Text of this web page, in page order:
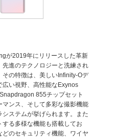
が2019年にリリースした革新
進のテクノロジーと洗練され
の特徴は、美しいInfinity-Oデ
広い視野、高性能なExynos
855チップセット
マンス、そして多彩な撮影機能
システムが挙げられます。また
する多様な機能も搭載してお
どのセキュリティ機能、ワイヤ